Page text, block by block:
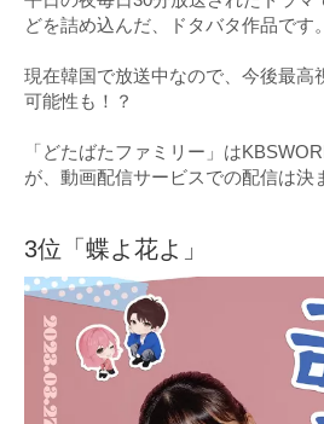
どを詰め込んだ、ドタバタ作品です。
現在韓国で放送中なので、今後最高
可能性も！？
「どたばたファミリー」は
が、動画配信サービスでの配信は決
3位「蝶よ花よ」